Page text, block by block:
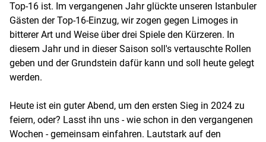
Top-16 ist. Im vergangenen Jahr glückte unseren Istanbuler
Gästen der Top-16-Einzug, wir zogen gegen Limoges in
bitterer Art und Weise über drei Spiele den Kürzeren. In
diesem Jahr und in dieser Saison soll's vertauschte Rollen
geben und der Grundstein dafür kann und soll heute gelegt
werden.
Heute ist ein guter Abend, um den ersten Sieg in 2024 zu
feiern, oder? Lasst ihn uns - wie schon in den vergangenen
Wochen - gemeinsam einfahren. Lautstark auf den